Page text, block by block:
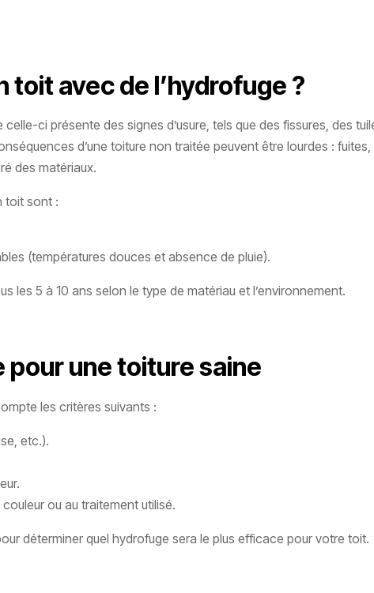
avec de l’hydrofuge ?
ci présente des signes d’usure, tels que des fissures, des
d’une toiture non traitée peuvent être lourdes :
des matériaux.
toit sont :
(températures douces et absence de pluie).
les 5 à 10 ans selon le type de matériau et l’environnement.
pour une toiture saine
les critères suivants :
etc.).
ou au traitement utilisé.
déterminer quel hydrofuge sera le plus efficace pour votre toit.